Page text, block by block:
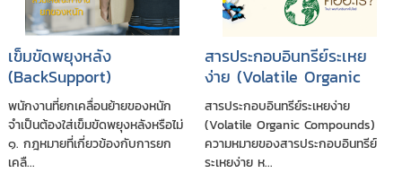
เข็มขัดพยุงหลัง
(BackSupport)
พนักงานที่ยกเคลื่อนย้ายของหนัก
จำเป็นต้องใส่เข็มขัดพยุงหลังหรือไม่
๑. กฎหมายที่เกี่ยวข้องกับการยก
เคลื...
สารประกอบอินทรีย์ระเหย
ง่าย (Volatile Organic
Compounds)
สารประกอบอินทรีย์ระเหยง่าย
(Volatile Organic Compounds)
ความหมายของสารประกอบอินทรีย์
ระเหยง่าย ห...